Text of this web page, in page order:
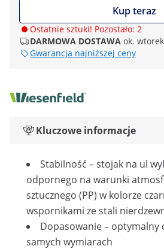
Kup teraz
Ostatnie sztuki! Pozostało: 2
DARMOWA DOSTAWA ok.
Gwarancja najniższej ceny
Kluczowe informacje
Stabilność – stojak na ul
odpornego na warunki
sztucznego (PP) w kolorze
wspornikami ze stali
Dopasowanie – optymalny
samych wymiarach